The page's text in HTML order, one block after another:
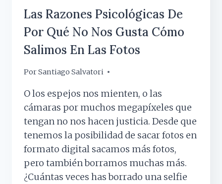
Las Razones Psicológicas De
Por Qué No Nos Gusta Cómo
Salimos En Las Fotos
PorSantiago Salvatori
9 abril, 2019
O los espejos nos mienten, o las
cámaras por muchos megapíxeles que
tengan no nos hacen justicia. Desde que
tenemos la posibilidad de sacar fotos en
formato digital sacamos más fotos,
pero también borramos muchas más.
¿Cuántas veces has borrado una selfie